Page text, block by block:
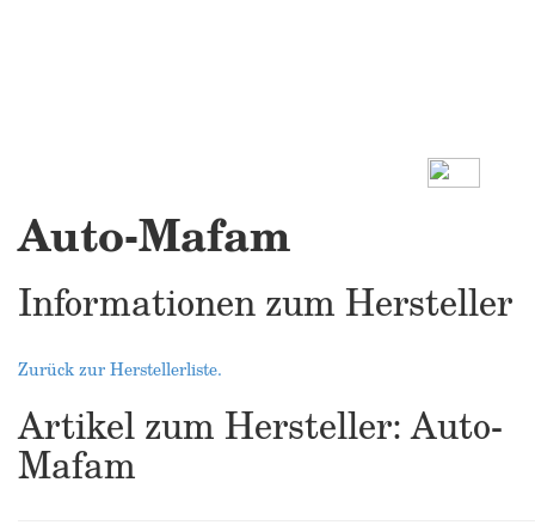
Auto-Mafam
Informationen zum Hersteller
Zurück zur Herstellerliste.
Artikel zum Hersteller: Auto-
Mafam